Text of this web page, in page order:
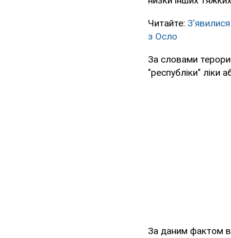
Читайте:
з Осло
За словами
"республіки" ліки
За даним фактом